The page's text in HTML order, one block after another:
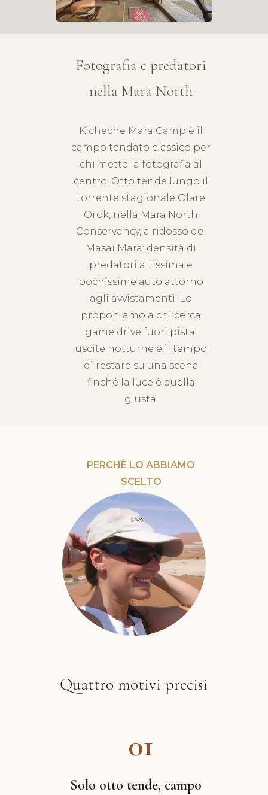
Fotografia e predatori
nella Mara North
Kicheche Mara Camp è il
campo tendato classico per
chi mette la fotografia al
centro. Otto tende lungo il
torrente stagionale Olare
Orok, nella Mara North
Conservancy, a ridosso del
Masai Mara: densità di
predatori altissima e
pochissime auto attorno
agli avvistamenti. Lo
proponiamo a chi cerca
game drive fuori pista,
uscite notturne e il tempo
di restare su una scena
finché la luce è quella
giusta.
PERCHÈ LO ABBIAMO
SCELTO
Quattro motivi precisi
01
Solo otto tende, campo